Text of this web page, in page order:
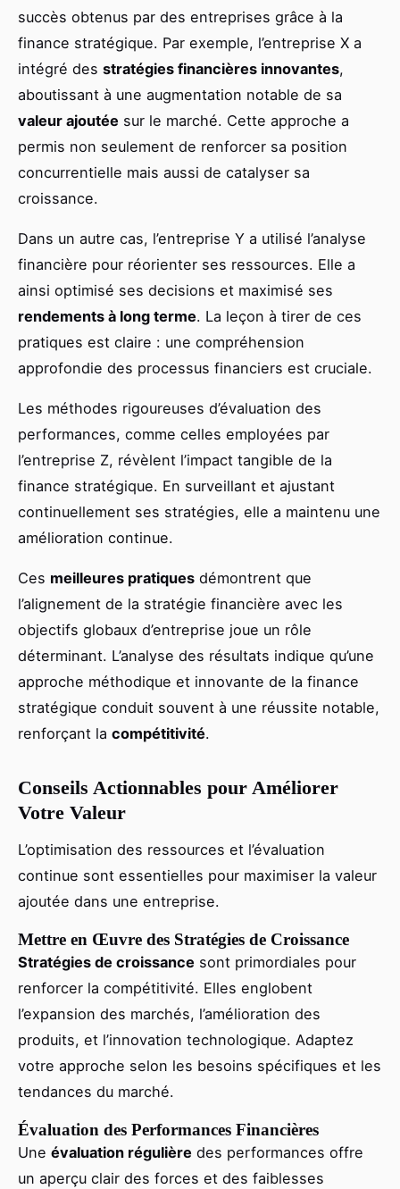
succès obtenus par des entreprises grâce à la
finance stratégique. Par exemple, l’entreprise X a
intégré des stratégies financières innovantes,
aboutissant à une augmentation notable de sa
valeur ajoutée sur le marché. Cette approche a
permis non seulement de renforcer sa position
concurrentielle mais aussi de catalyser sa
croissance.
Dans un autre cas, l’entreprise Y a utilisé l’analyse
financière pour réorienter ses ressources. Elle a
ainsi optimisé ses decisions et maximisé ses
rendements à long terme. La leçon à tirer de ces
pratiques est claire : une compréhension
approfondie des processus financiers est cruciale.
Les méthodes rigoureuses d’évaluation des
performances, comme celles employées par
l’entreprise Z, révèlent l’impact tangible de la
finance stratégique. En surveillant et ajustant
continuellement ses stratégies, elle a maintenu une
amélioration continue.
Ces meilleures pratiques démontrent que
l’alignement de la stratégie financière avec les
objectifs globaux d’entreprise joue un rôle
déterminant. L’analyse des résultats indique qu’une
approche méthodique et innovante de la finance
stratégique conduit souvent à une réussite notable,
renforçant la compétitivité.
Conseils Actionnables pour Améliorer
Votre Valeur
L’optimisation des ressources et l’évaluation
continue sont essentielles pour maximiser la valeur
ajoutée dans une entreprise.
Mettre en Œuvre des Stratégies de Croissance
Stratégies de croissance sont primordiales pour
renforcer la compétitivité. Elles englobent
l’expansion des marchés, l’amélioration des
produits, et l’innovation technologique. Adaptez
votre approche selon les besoins spécifiques et les
tendances du marché.
Évaluation des Performances Financières
Une évaluation régulière des performances offre
un aperçu clair des forces et des faiblesses